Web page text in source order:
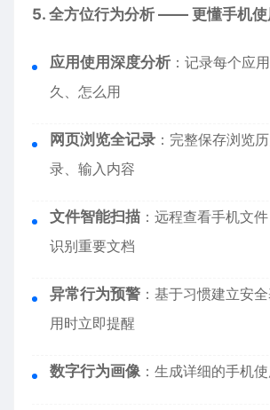
5. 全方位行为分析 —— 更懂手机使
应用使用深度分析 ：记录每个应
久、怎么用
网页浏览全记录 ：完整保存浏览
录、输入内容
文件智能扫描 ：远程查看手机文
识别重要文档
异常行为预警 ：基于习惯建立安
用时立即提醒
数字行为画像：生成详细的手机